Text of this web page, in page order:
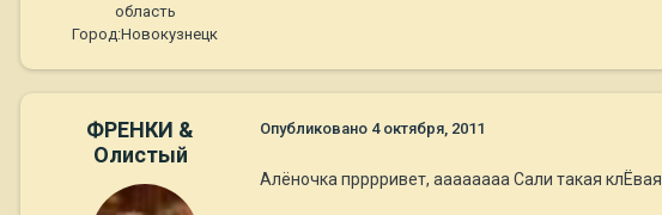
область
Город:Новокузнецк
ФРЕНКИ &
Олистый
Опубликовано 4 октября, 2011
Алёночка прррривет, аааааааа Сали такая клЁвая